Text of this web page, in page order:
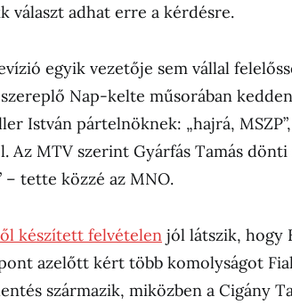
választ adhat erre a kérdésre.
egyik vezetője sem vállal
Nap-kelte műsorában
István pártelnöknek: „hajrá,
Az MTV szerint Gyárfás Tamás
– tette közzé az MNO.
készített felvételen jól látszik, hogy
azelőtt kért több komolyságot
származik, miközben a Cigány